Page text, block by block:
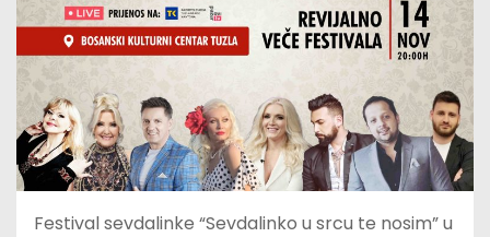
Festival sevdalinke “Sevdalinko u srcu te nosim” u